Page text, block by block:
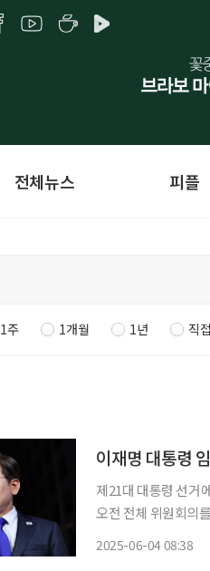
전체뉴스 피플
1주 1개월 1년 직
이재명 대통령
제21대 대통령 선거
오전 전체 위원회의
2025-06-04 08:38